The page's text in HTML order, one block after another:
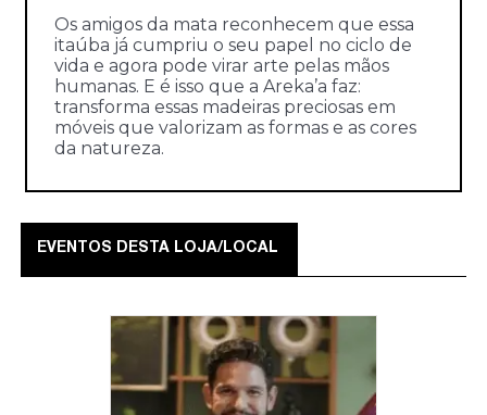
Os amigos da mata reconhecem que essa
itaúba já cumpriu o seu papel no ciclo de
vida e agora pode virar arte pelas mãos
humanas. E é isso que a Areka’a faz:
transforma essas madeiras preciosas em
móveis que valorizam as formas e as cores
da natureza.
EVENTOS DESTA LOJA/LOCAL